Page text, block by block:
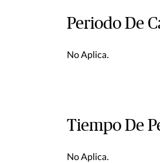
Periodo De
No Aplica.
Tiempo De
No Aplica.